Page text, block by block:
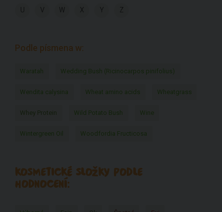
V W X Y Z
Podle písmena w:
Waratah Wedding Bush (Ricinocarpos pinifolius)
Wendita calysina Wheat amino acids Wheatgrass
Whey Protein Wild Potato Bush Wine
Wintergreen Oil Woodfordia Fructicosa
KOSMETICKÉ SLOŽKY PODLE
HODNOCENÍ: